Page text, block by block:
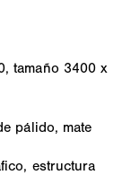
tamaño 3400 x
pálido, mate
estructura